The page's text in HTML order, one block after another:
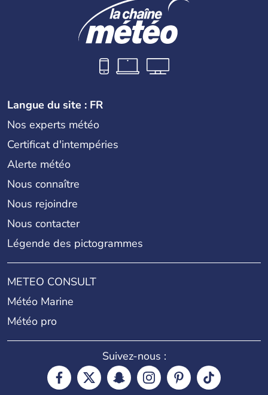
Langue du site : FR
Nos experts météo
Certificat d'intempéries
Alerte météo
Nous connaître
Nous rejoindre
Nous contacter
Légende des pictogrammes
METEO CONSULT
Météo Marine
Météo pro
Suivez-nous :